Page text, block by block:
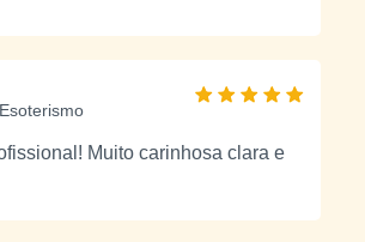
Muito carinhosa clara e